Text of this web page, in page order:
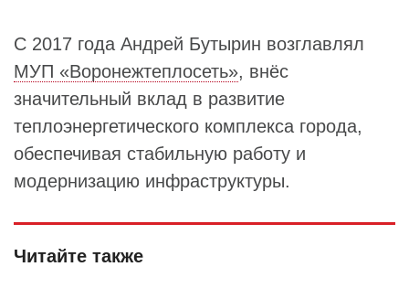
С 2017 года Андрей Бутырин возглавлял
МУП «Воронежтеплосеть», внёс
значительный вклад в развитие
теплоэнергетического комплекса города,
обеспечивая стабильную работу и
модернизацию инфраструктуры.
Читайте также